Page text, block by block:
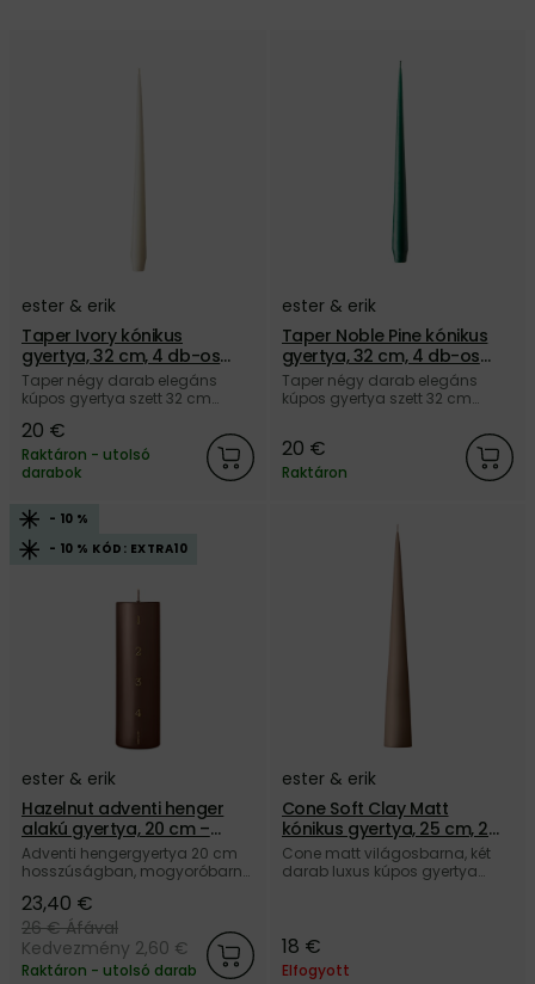
ester & erik
Taper Ivory kónikus
gyertya, 32 cm, 4 db-os
szett – törtfehér
Taper négy darab elegáns
kúpos gyertya szett 32 cm
színben, 100% paraffinból, a
dán ester & erik márkától.
20 €
Raktáron - utolsó
darabok
ester & erik
Taper Noble Pine kónikus
gyertya, 32 cm, 4 db-os
szett – sötétzöld
Taper négy darab elegáns
kúpos gyertya szett 32 cm
színben, 100% paraffinból, a
dán ester & erik márkától.
20 €
Raktáron
- 10 %
- 10 % KÓD: EXTRA10
ester & erik
Hazelnut adventi henger
alakú gyertya, 20 cm –
barna
Adventi hengergyertya 20 cm
hosszúságban, mogyoróbarna
márkától.
23,40 €
26 €Áfával
Kedvezmény 2,60 €
Raktáron - utolsó darab
ester & erik
Cone Soft Clay Matt
kónikus gyertya, 25 cm, 2
db-os szett – világosbarna
Cone matt világosbarna, két
darab luxus kúpos gyertya
18 €
Elfogyott